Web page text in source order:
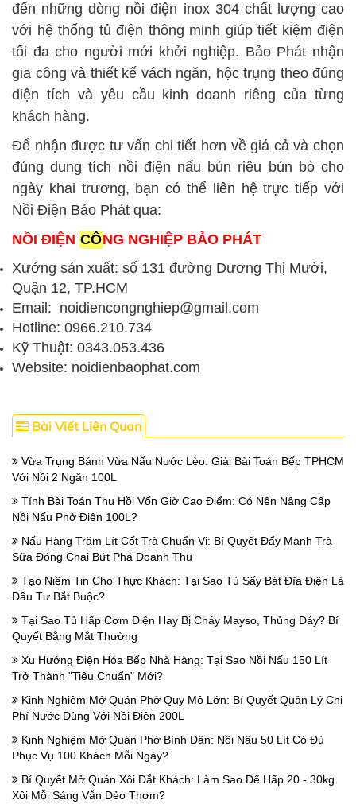
đến những dòng nồi điện inox 304 chất lượng cao
với hệ thống tủ điện thông minh giúp tiết kiệm điện
tối đa cho người mới khởi nghiệp. Bảo Phát nhận
gia công và thiết kế vách ngăn, hộc trụng theo đúng
diện tích và yêu cầu kinh doanh riêng của từng
khách hàng.
Để nhận được tư vấn chi tiết hơn về giá cả và chọn
đúng dung tích nồi điện nấu bún riêu bún bò cho
ngày khai trương, bạn có thể liên hệ trực tiếp với
Nồi Điện Bảo Phát qua:
NỒI ĐIỆN CÔNG NGHIỆP BẢO PHÁT
Xưởng sản xuất: số 131 đường Dương Thị Mười,
Quận 12, TP.HCM
Email: noidiencongnghiep@gmail.com
Hotline: 0966.210.734
Kỹ Thuật: 0343.053.436
Website: noidienbaophat.com
Bài Viết Liên Quan
Vừa Trụng Bánh Vừa Nấu Nước Lèo: Giải Bài Toán Bếp TPHCM
Với Nồi 2 Ngăn 100L
Tính Bài Toán Thu Hồi Vốn Giờ Cao Điểm: Có Nên Nâng Cấp
Nồi Nấu Phở Điện 100L?
Nấu Hàng Trăm Lít Cốt Trà Chuẩn Vị: Bí Quyết Đẩy Mạnh Trà
Sữa Đóng Chai Bứt Phá Doanh Thu
Tạo Niềm Tin Cho Thực Khách: Tại Sao Tủ Sấy Bát Đĩa Điện Là
Đầu Tư Bắt Buộc?
Tại Sao Tủ Hấp Cơm Điện Hay Bị Cháy Mayso, Thủng Đáy? Bí
Quyết Bằng Mắt Thường
Xu Hướng Điện Hóa Bếp Nhà Hàng: Tại Sao Nồi Nấu 150 Lít
Trở Thành "Tiêu Chuẩn" Mới?
Kinh Nghiệm Mở Quán Phở Quy Mô Lớn: Bí Quyết Quản Lý Chi
Phí Nước Dùng Với Nồi Điện 200L
Kinh Nghiệm Mở Quán Phở Bình Dân: Nồi Nấu 50 Lít Có Đủ
Phục Vụ 100 Khách Mỗi Ngày?
Bí Quyết Mở Quán Xôi Đắt Khách: Làm Sao Để Hấp 20 - 30kg
Xôi Mỗi Sáng Vẫn Dẻo Thơm?